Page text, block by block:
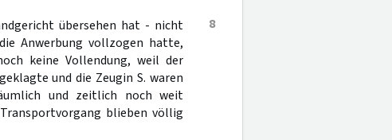
8
übersehen hat - nicht
Anwerbung vollzogen hatte,
keine Vollendung, weil der
und die Zeugin S. waren
und zeitlich noch weit
blieben völlig